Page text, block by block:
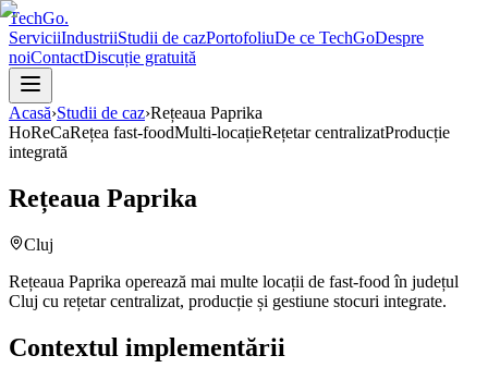
TechGo.
ServiciiIndustriiStudii de cazPortofoliuDe ce TechGoDespre
noiContactDiscuție gratuită
Acasă›Studii de caz›Rețeaua Paprika
HoReCaRețea fast-foodMulti-locațieRețetar centralizatProducție
integrată
Rețeaua Paprika
Cluj
Rețeaua Paprika operează mai multe locații de fast-food în județul
Cluj cu rețetar centralizat, producție și gestiune stocuri integrate.
Contextul implementării